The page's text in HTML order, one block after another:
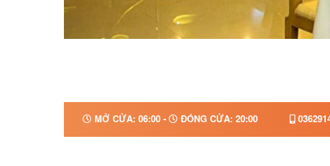
MỞ CỬA: 06:00 - ĐÓNG CỬA: 20:00